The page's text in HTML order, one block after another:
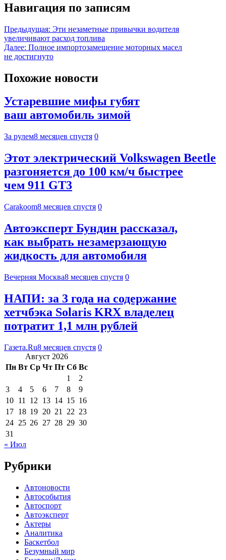
Навигация по записям
Предыдущая: Эти незаметные привычки водителя
увеличивают расход топлива
Далее: Полное импортозамещение моторных масел
не достигнуто
Похожие новости
Устаревшие мифы губят
ваш автомобиль зимой
За рулем8 месяцев спустя 0
Этот электрический Volkswagen Beetle
разгоняется до 100 км/ч быстрее
чем 911 GT3
Carakoom8 месяцев спустя 0
Автоэксперт Бундин рассказал,
как выбрать незамерзающую
жидкость для автомобиля
Вечерняя Москва8 месяцев спустя 0
НАПИ: за 3 года на содержание
хетчбэка Solaris KRX владелец
потратит 1,1 млн рублей
Газета.Ru8 месяцев спустя 0
Август 2026
Пн Вт Ср Чт Пт Сб Вс
1
2
3
4 5 6 7 8
9
10 11 12 13 14 15 16
17 18 19 20 21 22 23
24 25 26 27 28 29 30
31
« Июл
Рубрики
Автоновости
Автособытия
Автоспорт
Автоэксперт
Актеры
Аналитика
Баскетбол
Безумный мир